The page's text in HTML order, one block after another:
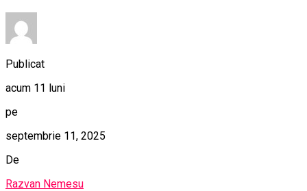
Publicat
acum 11 luni
pe
septembrie 11, 2025
De
Razvan Nemesu